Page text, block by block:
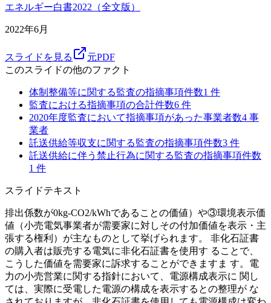
エネルギー白書2022（全文版）
2022年6月
スライドを見る
元PDF
このスライドの他のファクト
体制整備等に関する監査の指摘事項件数1 件
監査における指摘事項の合計件数6 件
2020年度監査において指摘事項があった事業者数4 事
業者
託送供給等収支に関する監査の指摘事項件数3 件
託送供給に伴う禁止行為に関する監査の指摘事項件数
1 件
スライドテキスト
排出係数が0kg-CO2/kWhであることの価値）や③環境表示価
値（小売電気事業者が需要家に対しその付加価値を表示・主
張する権利）が主なものとして挙げられます。 非化石証書
の購入者は販売する電気に非化石証書を使用す ることで、
こうした価値を需要家に訴求することができますま す。電
力の小売営業に関する指針において、電源構成表示に 関し
ては、実際に受電した電源の構成を表示するとの整理が な